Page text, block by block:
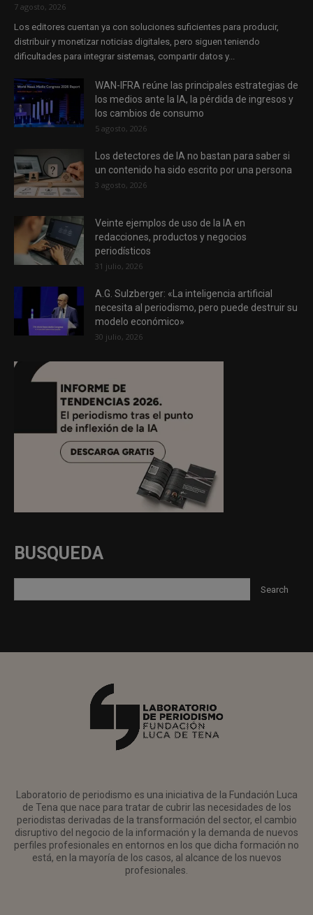
7 agosto, 2026
Los editores cuentan ya con soluciones suficientes para producir,
distribuir y monetizar noticias digitales, pero siguen teniendo
dificultades para integrar sistemas, compartir datos y...
WAN-IFRA reúne las principales estrategias de
los medios ante la IA, la pérdida de ingresos y
los cambios de consumo
5 agosto, 2026
Los detectores de IA no bastan para saber si
un contenido ha sido escrito por una persona
3 agosto, 2026
Veinte ejemplos de uso de la IA en
redacciones, productos y negocios
periodísticos
31 julio, 2026
A.G. Sulzberger: «La inteligencia artificial
necesita al periodismo, pero puede destruir su
modelo económico»
30 julio, 2026
BUSQUEDA
Laboratorio de periodismo es una iniciativa de la Fundación Luca
de Tena que nace para tratar de cubrir las necesidades de los
periodistas derivadas de la transformación del sector, el cambio
disruptivo del negocio de la información y la demanda de nuevos
perfiles profesionales en entornos en los que dicha formación no
está, en la mayoría de los casos, al alcance de los nuevos
profesionales.